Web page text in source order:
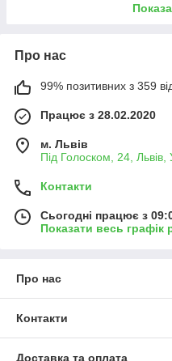
Про нас
99% позитивних з 359
Працює з 28.02.2020
м. Львів
Під Голоском, 24, Львів,
Контакти
Сьогодні працює з
Показати весь графік
Про нас
Контакти
Доставка та оплата